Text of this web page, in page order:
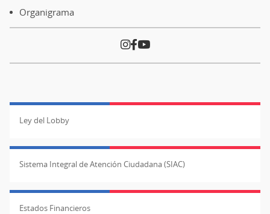
Organigrama
Ley del Lobby
Sistema Integral de Atención Ciudadana (SIAC)
Estados Financieros